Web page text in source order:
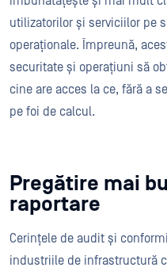
utilizatorilor și serviciilor pe
operaționale. Împreună,
securitate și operațiuni să
cine are acces la ce, fără a
pe foi de calcul.
Pregătire mai
raportare
Cerințele de audit și
industriile de infrastructură